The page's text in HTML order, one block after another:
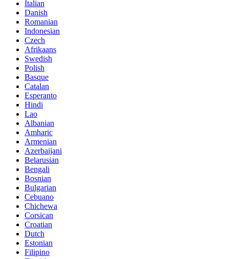
Italian
Danish
Romanian
Indonesian
Czech
Afrikaans
Swedish
Polish
Basque
Catalan
Esperanto
Hindi
Lao
Albanian
Amharic
Armenian
Azerbaijani
Belarusian
Bengali
Bosnian
Bulgarian
Cebuano
Chichewa
Corsican
Croatian
Dutch
Estonian
Filipino